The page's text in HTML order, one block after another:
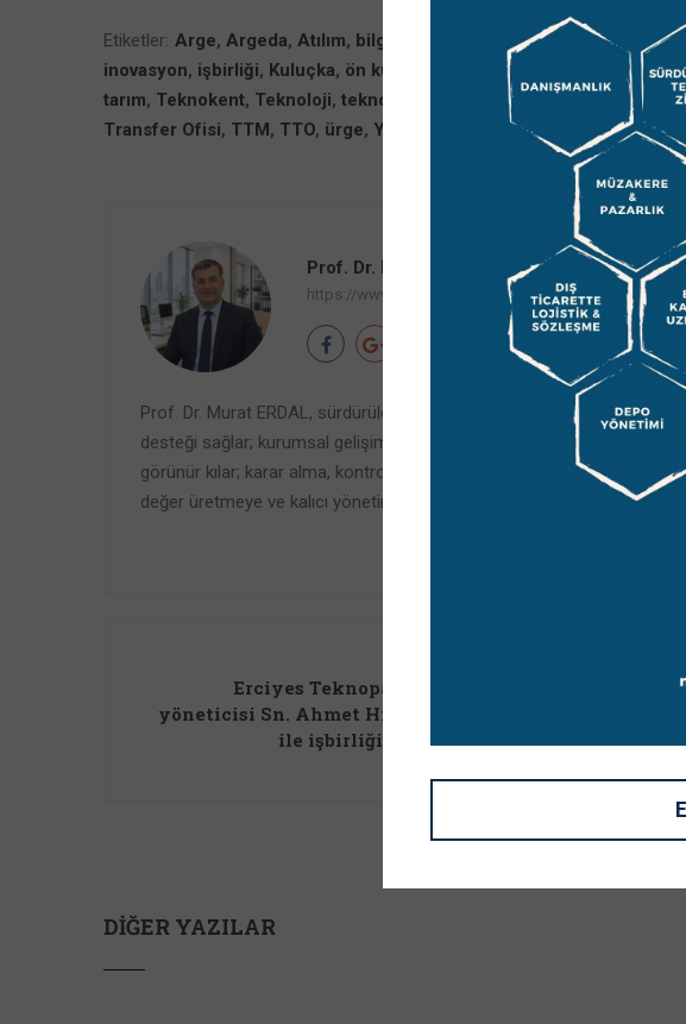
Etiketler: Arge, Argeda, Atılım, bilgi girişimci,
inovasyon, işbirliği, Kuluçka, ön kuluçka ,Proje
tarım, Teknokent, Teknoloji, teknopark ticarileşme
Transfer Ofisi, TTM, TTO, ürge, Yazılım
Prof. Dr. Murat Erdal
https://www.muraterdal.com/hakkimda/
Prof. Dr. Murat ERDAL, sürdürülebilir büyüme ve tedarik zinciri yönetimi
desteği sağlar; kurumsal gelişim programlarını uçtan uca yönetir.
görünür kılar; karar alma, kontrol ve uygulama disiplinini ölçülebilir
değer üretmeye ve kalıcı yönetim disiplini oluşturmaya odaklar.
Erciyes Teknopark TTO Genel Müdür
yöneticisi Sn. Ahmet Hidayet Kiraz hocamız
ile işbirliği konularını görüştük.
DIĞER YAZILAR